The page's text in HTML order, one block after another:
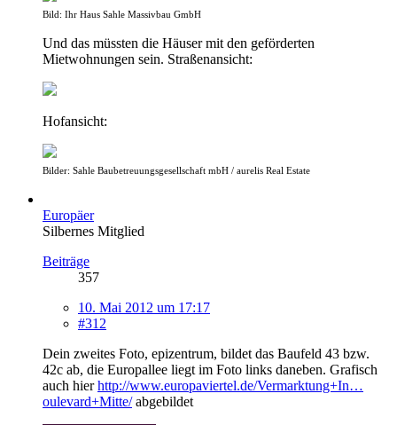
Bild: Ihr Haus Sahle Massivbau GmbH
Und das müssten die Häuser mit den geförderten
Mietwohnungen sein. Straßenansicht:
Hofansicht:
Bilder: Sahle Baubetreuungsgesellschaft mbH / aurelis Real Estate
Europäer
Silbernes Mitglied
Beiträge
357
10. Mai 2012 um 17:17
#312
Dein zweites Foto, epizentrum, bildet das Baufeld 43 bzw.
42c ab, die Europallee liegt im Foto links daneben. Grafisch
auch hierhttp://www.europaviertel.de/Vermarktung+In…
oulevard+Mitte/abgebildet